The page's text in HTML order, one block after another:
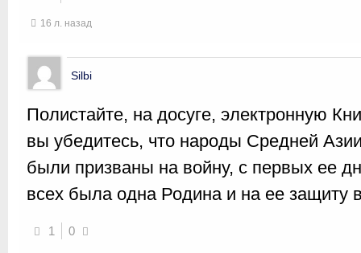
16 л. назад
Silbi
Полистайте, на досуге, электронную
вы убедитесь, что народы Средней
были призваны на войну, с первых ее
всех была одна Родина и на ее защиту
1 0